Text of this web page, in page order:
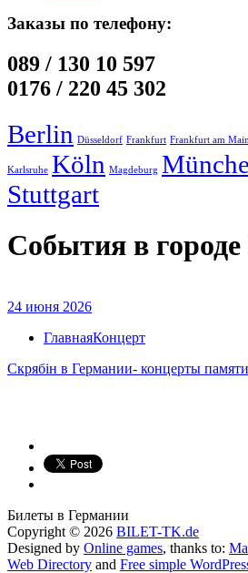
Заказы по телефону:
089 / 130 10 597
0176 / 220 45 302
Berlin Düsseldorf Frankfurt Frankfurt am Main
Karlsruhe Köln Magdeburg
Stuttgart
События в
24 июня 2026
ГлавнаяКонцерт
Скрябiн в Германии- концерты
Билеты в Германии
Copyright © 2026 BILET-TK.de
Designed by Online games, thanks to:
Web Directory and Free simple